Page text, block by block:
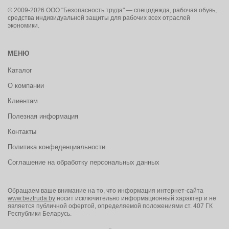
© 2009-2026 ООО "Безопасность труда" — спецодежда, рабочая обувь,
средства индивидуальной защиты для рабочих всех отраслей
экономики.
МЕНЮ
Каталог
О компании
Клиентам
Полезная информация
Контакты
Политика конфеденциальности
Соглашение на обработку персональных данных
Обращаем ваше внимание на то, что информация интернет-сайта
www.beztruda.by носит исключительно информационный характер и не
является публичной офертой, определяемой положениями ст. 407 ГК
Республики Беларусь.